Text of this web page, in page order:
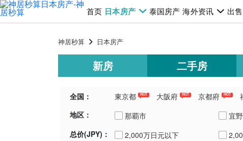
首页 日本房产 泰国房产 海外资讯 出
神居秒算 日本房产
新房 二手房
全国： 東京都 HOT 大阪府 HOT 京都府 HOT
千葉県
埼玉県 新潟県
地区： 那覇市 宜
宮古島市
国
总价(JPY)：
2,000万日元以下